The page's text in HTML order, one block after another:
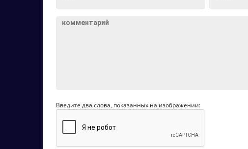
Введите два слова, показанных на изображении: